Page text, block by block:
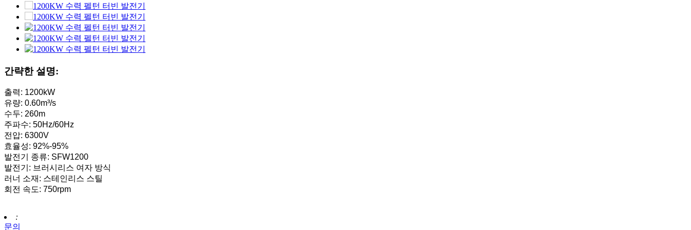
소형 10kW 12kW 15kW 20kW 마이크로 수력 고정형 블레이드 Ka...
포스터 2×40KW 마이크로 수력 터고 터빈 발전기
수력 프로펠러 터빈 100kW 카플란 터빈 발전기...
2200kW 수력 발전 펠턴 수차 터빈 발전기
소형 카플란 터빈 10KW, 12KW, 15KW 마이크로 수력 발전...
수력 발전 설비 제조업체 Hydraulic Franc...
수력 발전 시스템 프랜시스 터빈 발전기...
100KW 500KW 1MW 2MW 수력 프랜시스 터빈 가격 ...
250KW 수력 터빈 발전기 수력 발전...
마이크로 터고 터빈 소형 수력 발전 솔루션 20KW-50KW
간략한 설명:
출력: 1200kW
유량: 0.60m³/s
수두: 260m
주파수: 50Hz/60Hz
전압: 6300V
효율성: 92%-95%
발전기 종류: SFW1200
발전기: 브러시리스 여자 방식
러너 소재: 스테인리스 스틸
회전 속도: 750rpm
:
문의